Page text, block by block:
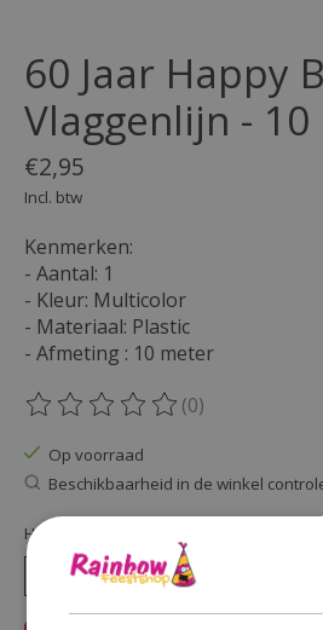
60 Jaar Happy
Vlaggenlijn -
€2,95
Incl. btw
Kenmerken:
- Aantal: 1
- Kleur: Multicolor
- Materiaal: Plastic
- Afmeting : 10 meter
De beoordeling van dit product is
(0)
Op voorraad
Beschikbaarheid in de winkel
Hoeveelheid: